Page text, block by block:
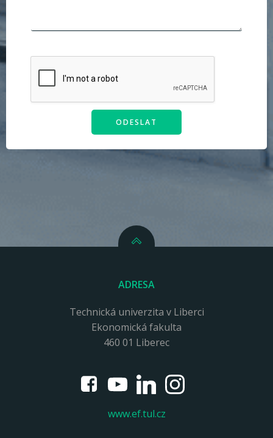
c
l
i
ODESLAT
ADRESA
Technická univerzita v Liberci
Ekonomická fakulta
460 01 Liberec
www.ef.tul.cz